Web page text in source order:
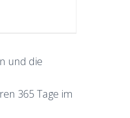
und die
365 Tage im